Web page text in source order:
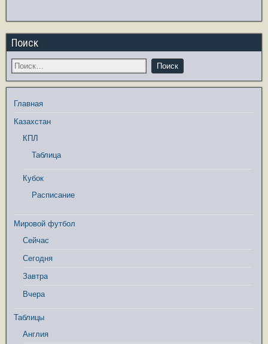
Поиск
Главная
Казахстан
КПЛ
Таблица
Кубок
Расписание
Мировой футбол
Сейчас
Сегодня
Завтра
Вчера
Таблицы
Англия